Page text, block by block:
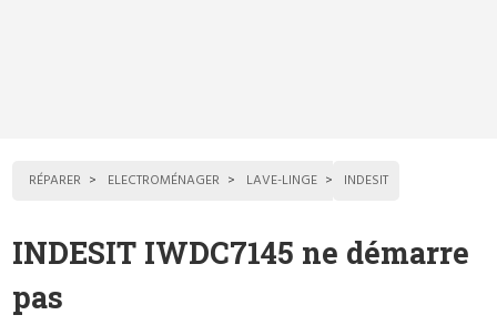
RÉPARER ELECTROMÉNAGER LAVE-LINGE INDESIT
INDESIT IWDC7145 ne démarre
pas